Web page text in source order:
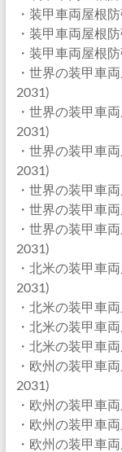
・装甲車両屋根
・装甲車両屋根
・装甲車両屋根
・世界の装甲車
2031)
・世界の装甲車
2031)
・世界の装甲車
2031)
・世界の装甲車
・世界の装甲車
・世界の装甲車
2031)
・北米の装甲車
2031)
・北米の装甲車
・北米の装甲車
・北米の装甲車
・欧州の装甲車
2031)
・欧州の装甲車
・欧州の装甲車
・欧州の装甲車